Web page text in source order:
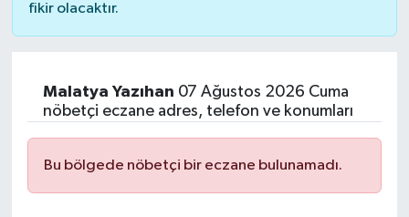
fikir olacaktır.
Malatya Yazıhan 07 Ağustos 2026 Cuma
nöbetçi eczane adres, telefon ve konumları
Bu bölgede nöbetçi bir eczane bulunamadı.